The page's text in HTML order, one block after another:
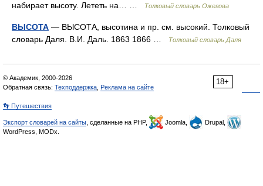
набирает высоту. Лететь на… …
Толковый словарь Ожегова
ВЫСОТА — ВЫСОТА, высотина и пр. см. высокий. Толковый
словарь Даля. В.И. Даль. 1863 1866 …
Толковый словарь Даля
18+
© Академик, 2000-2026
Обратная связь: Техподдержка Реклама на сайте
👣 Путешествия
Экспорт словарей на сайты , сделанные на PHP, Joomla,
Drupal,
WordPress, MODx.